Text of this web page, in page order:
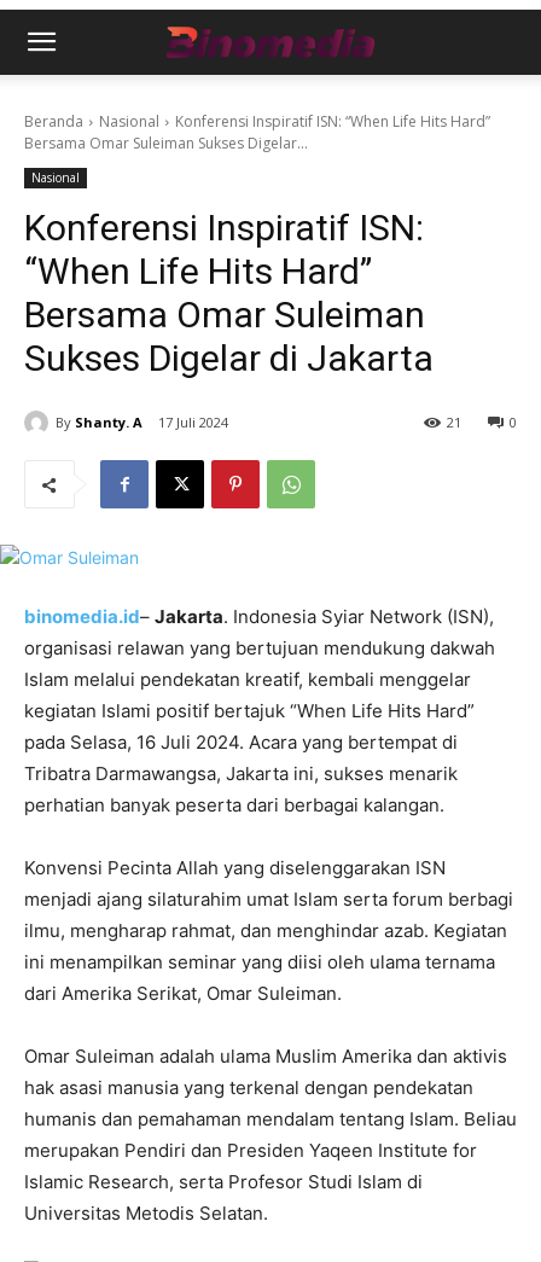
Beranda Nasional
Konferensi Inspiratif ISN: “When Life Hits Hard”
Bersama Omar Suleiman Sukses Digelar...
Nasional
Konferensi Inspiratif ISN:
“When Life Hits Hard”
Bersama Omar Suleiman
Sukses Digelar di Jakarta
By Shanty. A 17 Juli 2024 0
21
binomedia.id– Jakarta. Indonesia Syiar Network (ISN),
organisasi relawan yang bertujuan mendukung dakwah
Islam melalui pendekatan kreatif, kembali menggelar
kegiatan Islami positif bertajuk “When Life Hits Hard”
pada Selasa, 16 Juli 2024. Acara yang bertempat di
Tribatra Darmawangsa, Jakarta ini, sukses menarik
perhatian banyak peserta dari berbagai kalangan.
Konvensi Pecinta Allah yang diselenggarakan ISN
menjadi ajang silaturahim umat Islam serta forum berbagi
ilmu, mengharap rahmat, dan menghindar azab. Kegiatan
ini menampilkan seminar yang diisi oleh ulama ternama
dari Amerika Serikat, Omar Suleiman.
Omar Suleiman adalah ulama Muslim Amerika dan aktivis
hak asasi manusia yang terkenal dengan pendekatan
humanis dan pemahaman mendalam tentang Islam. Beliau
merupakan Pendiri dan Presiden Yaqeen Institute for
Islamic Research, serta Profesor Studi Islam di
Universitas Metodis Selatan.